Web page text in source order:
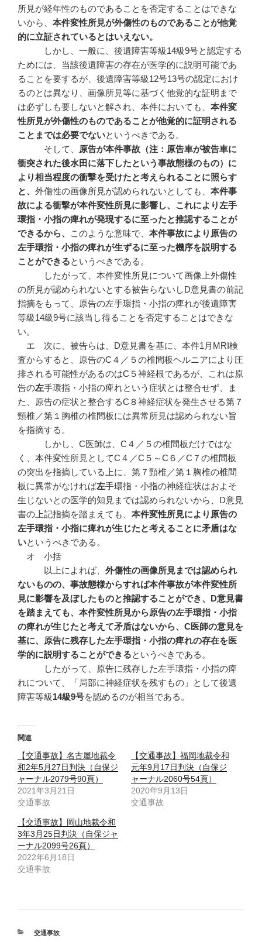
所見が経年性のものであることを否定することはできな
いから、 本件変性所見が外傷性のものであることが他覚
的に立証されているとはいえない。
しかし、一般に、後遺障害等級14級9号と認定する
ためには、当該後遺障害の存在が医学的に説明可能であ
ることを要するが、後遺障害等級12号13号の認定におけ
るのとは異なり、画像所見等に基づく他覚的な証明まで
は必ずしも要しないと解され、本件においても、 本件変
性所見が外傷性のものであることが他覚的に証明される
ことまでは必要でないというべきである。
そして、
原告が本件事故（注：原告車が被告車に
衝突された後水田に落下したという事故態様のもの）に
より相当程度の衝撃を受けたと考えられることに照らす
と、 外傷性の画像所見が認められないとしても、 本件事
故による衝撃が本件変性所見に影響し、これにより左手
環指・小指の痺れが発現するに至ったと推認することが
できるから、
このような意味で、 本件事故により原告の
左手環指・小指の痺れが生ずるに至った機序を説明する
ことができるというべきである。
したがって、本件変性所見について画像上外傷性
の所見が認められないとする被告らないしD意見書の前記
指摘をもって、原告の左手環指・小指の痺れが後遺障害
等級14級9号に該当し得ることを否定することはできな
い。
エ 次に、被告らは、D意見書を基に、本件1月MRI検
査からすると、原告のC４／５の椎間板ヘルニアにより圧
排される可能性があるのはC５神経根であるが、これは原
告の左手環指・小指の痺れという症状とは整合せず、ま
た、原告の症状と整合するC８神経症状を発生させる第７
頸椎／第１胸椎の椎間板には異常所見は認められない旨
を指摘する。
しかし、C医師は、C４／５の椎間板だけではな
く、本件変性所見としてC４／C５～C６／C７の椎間板
の突出を指摘している上に、第７頸椎／第１胸椎の椎間
板に異常がなければ左手環指・小指の神経症状はおよそ
生じないとの医学的知見までは認められないから、D意見
書の上記指摘を踏まえても、 本件変性所見により原告の
左手環指・小指に痺れが生じたと考えることに矛盾はな
いというべきである。
オ 小括
以上によれば、 外傷性の画像所見までは認められ
ないものの、事故態様からすれば本件事故が本件変性所
見に影響を及ぼしたものと推認することができ、 D意見書
を踏まえても、本件変性所見から原告の左手環指・小指
の痺れが生じたと考えて矛盾はないから、C医師の意見を
基に、原告に残存した左手環指・小指の痺れの存在を医
学的に説明することができるというべきである。
したがって、原告に残存した左手環指・小指の痺
れについて、「局部に神経症状を残すもの」として後遺
障害等級14級9号を認めるのが相当である。
関連
【交通事故】名古屋地裁令
和2年5月27日判決（自保ジ
ャーナル2079号90頁）
2021年3月21日
交通事故
【交通事故】福岡地裁令和
元年9月17日判決（自保ジ
ャーナル2060号54頁）
2020年9月13日
交通事故
【交通事故】岡山地裁令和
3年3月25日判決（自保ジャ
ーナル2099号26頁）
2022年6月18日
交通事故
カ
交通事故